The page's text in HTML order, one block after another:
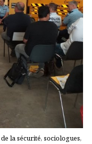
la sécurité, sociologues,